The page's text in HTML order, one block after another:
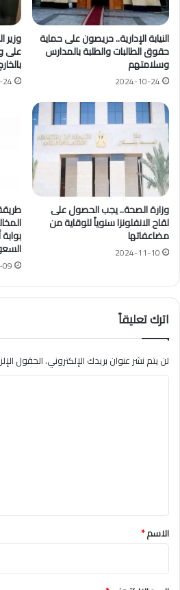
النيابة الإدارية.. حريصون على حماية
حقوق الطالبات والطلبة بالمدارس
وسلامتهم
2024-10-24
وزير
على
وزارة الصحة.. يجب الحصول على
لقاح الانفلونزا سنوياً للوقاية من
مضاعفاتها
2024-11-10
اترك تعليقاً
لن يتم نشر عنوان بريدك الإلكتروني.الحقول
*
الاسم*